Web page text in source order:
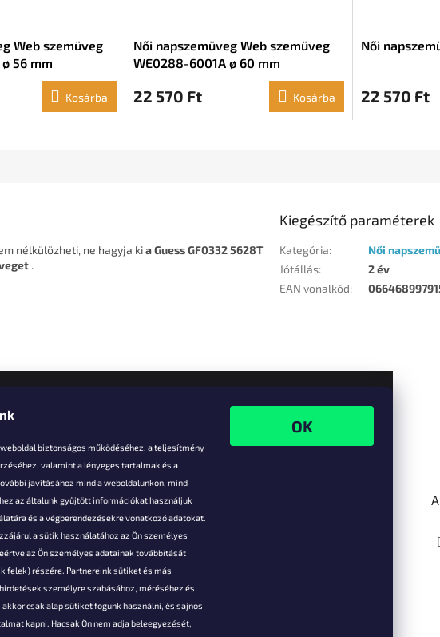
biztonságos működéséhez, a teljesítmény
valamint a lényeges tartalmak és a
javításához mind a weboldalunkon, mind
az általunk gyűjtött információkat használjuk
és a végberendezésekre vonatkozó adatokat.
a sütik használatához az Ön személyes
az Ön személyes adatainak továbbítását
felek) részére. Partnereink sütiket és más
személyre szabásához, méréséhez és
csak alap sütiket fogunk használni, és sajnos
kapni. Hacsak Ön nem adja beleegyezését,
Web szemüveg
56 mm
Kosárba
Női napszemüveg Web szemüveg
WE0288-6001A ø 60 mm
22 570 Ft Kosárba
Női
22 570 Ft
nélkülözheti, ne hagyja kia Guess GF0332 5628T
.
Kiegészítő paraméterek
Kategória:
Női
Jótállás:
2 év
EAN vonalkód: